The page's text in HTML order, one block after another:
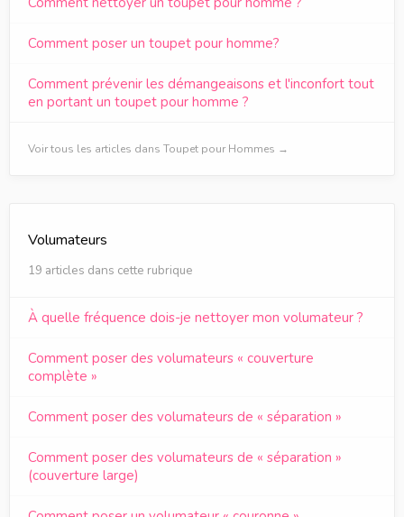
Comment poser un toupet pour homme?
Comment prévenir les démangeaisons et l'inconfort tout
en portant un toupet pour homme ?
Voir tous les articles dans Toupet pour Hommes →
Volumateurs
19 articles dans cette rubrique
À quelle fréquence dois-je nettoyer mon volumateur ?
Comment poser des volumateurs « couverture
complète »
Comment poser des volumateurs de « séparation »
Comment poser des volumateurs de « séparation »
(couverture large)